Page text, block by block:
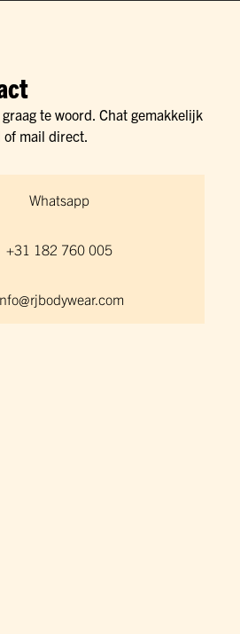
graag te woord. Chat gemakkelijk
of mail direct.
Whatsapp
+31 182 760 005